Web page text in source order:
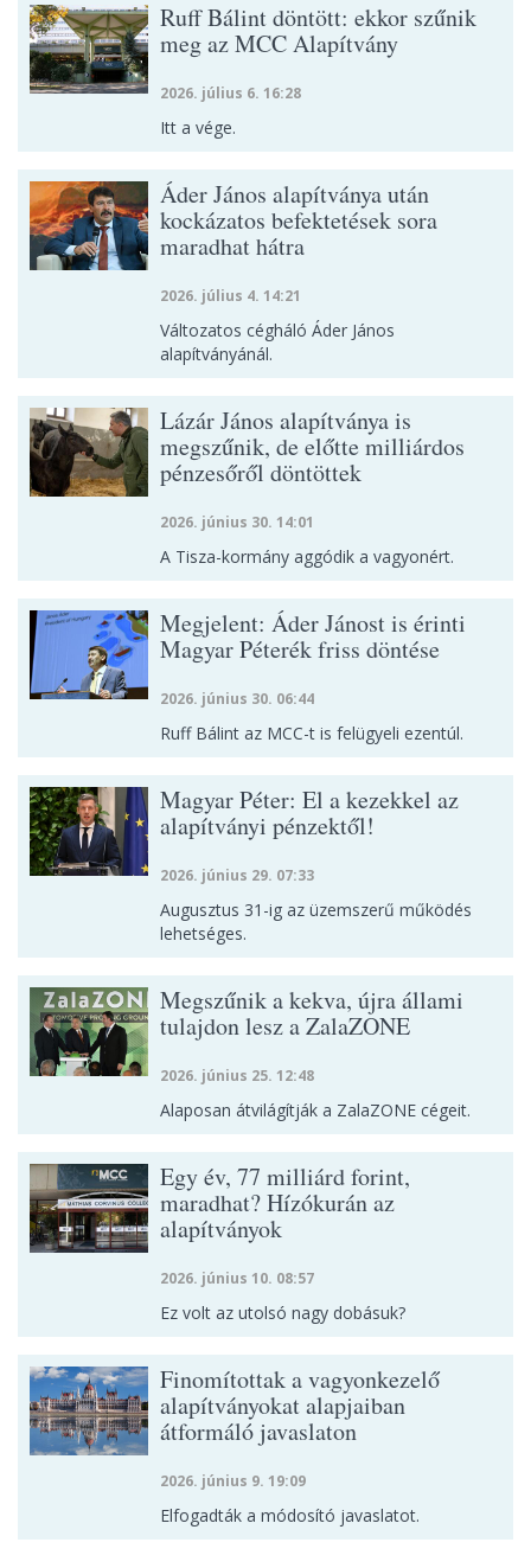
Ruff Bálint döntött: ekkor szűnik
meg az MCC Alapítvány
2026. július 6. 16:28
Itt a vége.
Áder János alapítványa után
kockázatos befektetések sora
maradhat hátra
2026. július 4. 14:21
Változatos cégháló Áder János
alapítványánál.
Lázár János alapítványa is
megszűnik, de előtte milliárdos
pénzesőről döntöttek
2026. június 30. 14:01
A Tisza-kormány aggódik a vagyonért.
Megjelent: Áder Jánost is érinti
Magyar Péterék friss döntése
2026. június 30. 06:44
Ruff Bálint az MCC-t is felügyeli ezentúl.
Magyar Péter: El a kezekkel az
alapítványi pénzektől!
2026. június 29. 07:33
Augusztus 31-ig az üzemszerű működés
lehetséges.
Megszűnik a kekva, újra állami
tulajdon lesz a ZalaZONE
2026. június 25. 12:48
Alaposan átvilágítják a ZalaZONE cégeit.
Egy év, 77 milliárd forint,
maradhat? Hízókurán az
alapítványok
2026. június 10. 08:57
Ez volt az utolsó nagy dobásuk?
Finomítottak a vagyonkezelő
alapítványokat alapjaiban
átformáló javaslaton
2026. június 9. 19:09
Elfogadták a módosító javaslatot.